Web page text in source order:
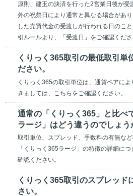
原則、建玉の決済を行った2営業日後が
外の祝祭日により通常と異なる場合があ
した売買代金の受渡しが行われる日のこ
引ルールより、「受渡日」をご確認くださ
くりっく365取引の最低取引単
ださい。
くりっく365の取引単位は、通貨ペアに
きましては、こちらをご確認ください。
通常の「くりっく365」と比べ
ラージ」はどう違うのでしょう
取引単位、スプレッド、手数料の有無など
「くりっく365ラージ」の特徴の詳細に
確認ください。
くりっく365取引のスプレッド
さい。